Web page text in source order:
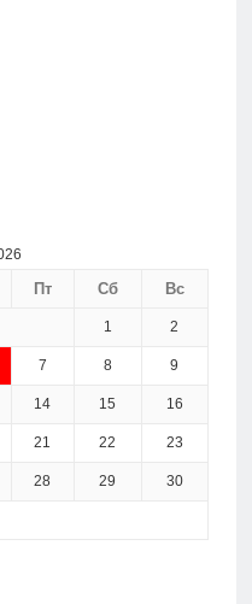
Пт Сб Вс
1 2
7 8 9
14 15 16
21 22 23
28 29 30